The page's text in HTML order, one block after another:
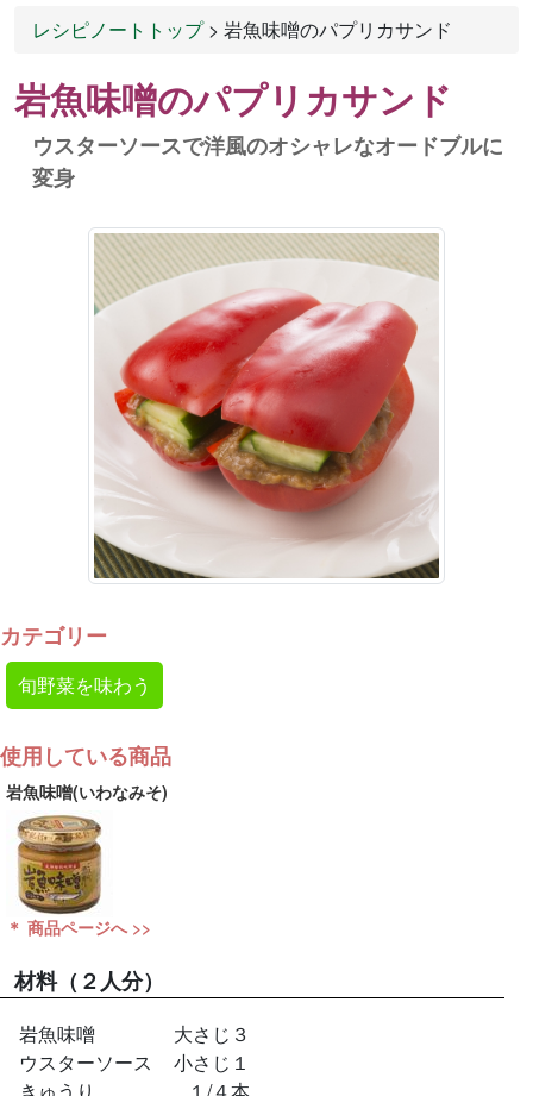
レシピノートトップ> 岩魚味噌のパプリカサンド
岩魚味噌のパプリカサンド
ウスターソースで洋風のオシャレなオードブルに
変身
カテゴリー
旬野菜を味わう
使用している商品
岩魚味噌(いわなみそ)
＊ 商品ページへ >>
材料（２人分）
岩魚味噌
大さじ３
ウスターソース
小さじ１
きゅうり
１/４本